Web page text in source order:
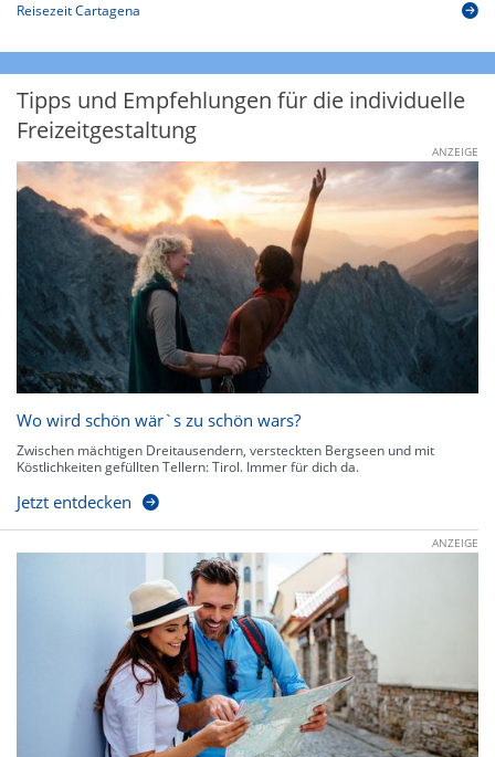
Reisezeit Cartagena
Tipps und Empfehlungen für die individuelle
Freizeitgestaltung
ANZEIGE
Wo wird schön wär`s zu schön wars?
Zwischen mächtigen Dreitausendern, versteckten Bergseen und mit
Köstlichkeiten gefüllten Tellern: Tirol. Immer für dich da.
Jetzt entdecken
ANZEIGE